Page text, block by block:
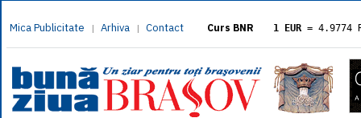
Mica Publicitate | Arhiva | Contact Curs BNR 1 EUR = 4.9774
= 5.8304
1 XAU= 464.4611
1 AED= 1.1933
1 AUD= 2.7957
1 BGN= 2.5449